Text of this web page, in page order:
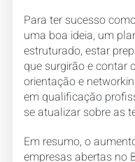
Para ter sucesso
uma boa ideia, um
estruturado, estar
que surgirão e contar
orientação e
em qualificação
se atualizar sobre as
Em resumo, o
empresas abertas no